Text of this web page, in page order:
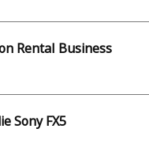
Rental Business
Sony FX5